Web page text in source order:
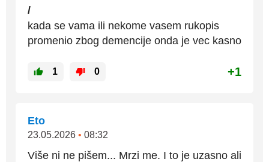
/
kada se vama ili nekome vasem rukopis
promenio zbog demencije onda je vec kasno
1 0 +1
Eto
23.05.2026 • 08:32
Više ni ne pišem... Mrzi me. I to je uzasno ali